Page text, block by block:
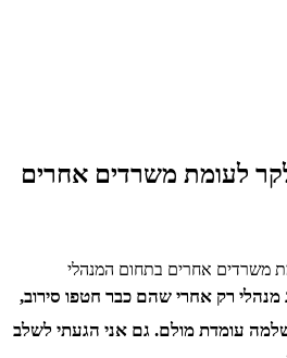
לעומת משרדים אחרים
מנהלי רק אחרי שהם כבר חטפו סירוב,
עומדת מולם. גם אני הגעתי לשלב